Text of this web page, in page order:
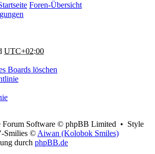
Foren-Übersicht
UTC+02:00
Boards löschen
Software © phpBB Limited • Style
Smilies ©Aiwan (Kolobok Smiles)
durch phpBB.de